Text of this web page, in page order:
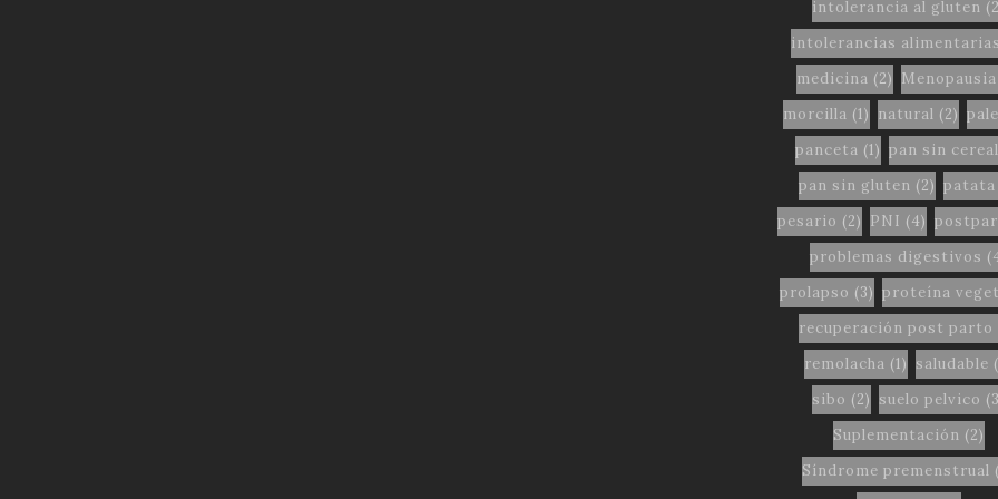
intolerancia al gluten
intolerancias
medicina (2) Menopausia
morcilla (1) natural (2)
panceta (1) pan sin cereal
pan sin gluten (2) patata
pesario (2) PNI (4)
problemas digestivos
prolapso (3) proteína
recuperación post parto
remolacha (1) saludable
sibo (2) suelo pelvico
Suplementación (2)
Síndrome premenstrual